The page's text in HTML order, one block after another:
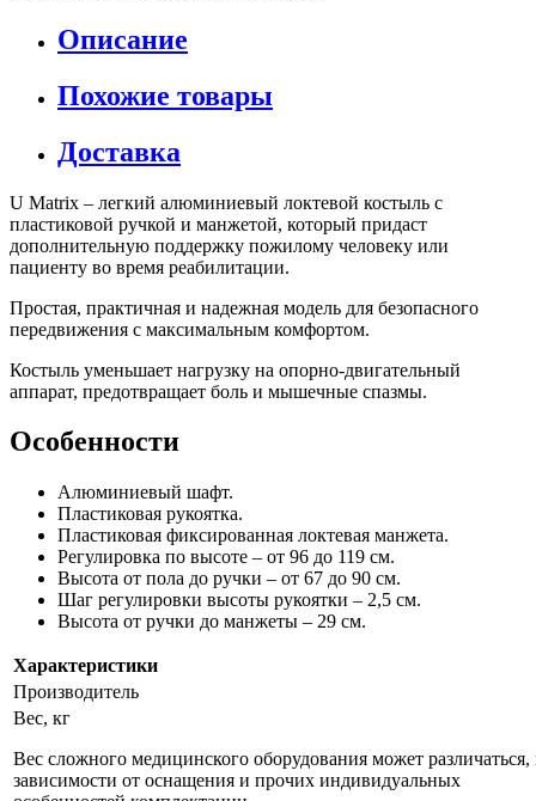
Описание
Похожие товары
Доставка
U Matrix – легкий алюминиевый локтевой костыль с
пластиковой ручкой и манжетой, который придаст
дополнительную поддержку пожилому человеку или
пациенту во время реабилитации.
Простая, практичная и надежная модель для безопасного
передвижения с максимальным комфортом.
Костыль уменьшает нагрузку на опорно-двигательный
аппарат, предотвращает боль и мышечные спазмы.
Особенности
Алюминиевый шафт.
Пластиковая рукоятка.
Пластиковая фиксированная локтевая манжета.
Регулировка по высоте – от 96 до 119 см.
Высота от пола до ручки – от 67 до 90 см.
Шаг регулировки высоты рукоятки – 2,5 см.
Высота от ручки до манжеты – 29 см.
Характеристики
Производитель
Вес, кг
Вес сложного медицинского оборудования может различаться,
зависимости от оснащения и прочих индивидуальных